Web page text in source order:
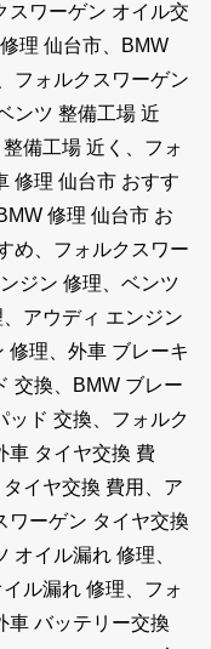
スワーゲン オイル交
理 仙台市、BMW
フォルクスワーゲン
ンツ 整備工場 近
備工場 近く、フォ
修理 仙台市 おすす
修理 仙台市 お
め、フォルクスワー
ジン 修理、ベンツ
アウディ エンジン
修理、外車 ブレーキ
交換、BMW ブレー
ッド 交換、フォルク
車 タイヤ交換 費
イヤ交換 費用、ア
ワーゲン タイヤ交換
オイル漏れ 修理、
ル漏れ 修理、フォ
車 バッテリー交換